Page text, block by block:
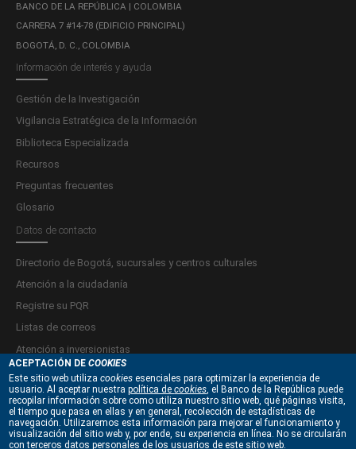
ACEPTACIÓN DECOOKIES
Este sitio web utilizacookies esenciales para optimizar la experiencia de
usuario. Al aceptar nuestrapolítica decookies, el Banco de la República puede
recopilar información sobre como utiliza nuestro sitio web, qué páginas visita,
el tiempo que pasa en ellas y en general, recolección de estadísticas de
navegación. Utilizaremos esta información para mejorar el funcionamiento y
visualización del sitio web y, por ende, su experiencia en línea. No se circularán
con terceros datos personales de los usuarios de este sitio web.
BANCO DE LA REPÚBLICA | COLOMBIA
CARRERA 7 #14-78 (EDIFICIO PRINCIPAL)
BOGOTÁ, D. C., COLOMBIA
Información de interés y ayuda
Gestión de la Investigación
Vigilancia Estratégica de la Información
Biblioteca Especializada
Recursos
Preguntas frecuentes
Glosario
Datos de contacto
Directorio de Bogotá, sucursales y centros culturales
Atención a la ciudadanía
Registre su PQR
Listas de correos
Atención a inversionistas
Términos y condiciones
Política de privacidad y tratamiento de datos personales
Políticas de derechos de autor y Propiedad intelectual